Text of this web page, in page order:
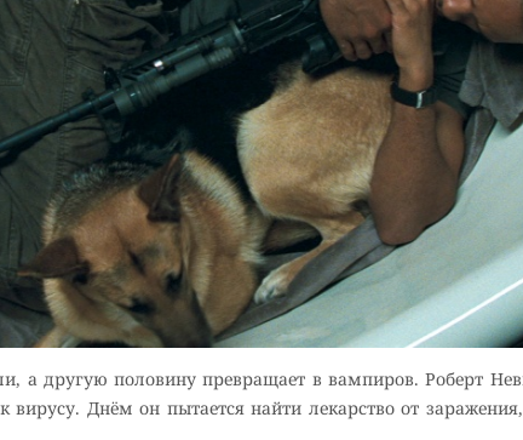
а другую половину превращает в вампиров. Роберт
Днём он пытается найти лекарство от